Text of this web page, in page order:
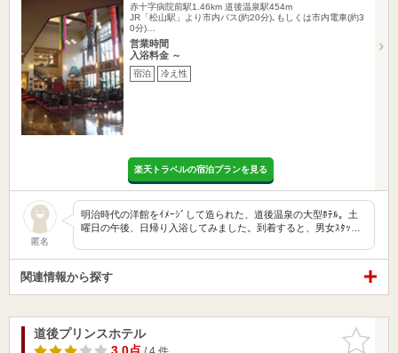
赤十字病院前駅1.46km 道後温泉駅454m
JR「松山駅」より市内バス(約20分)､もしくは市内電車(約3
0分)…
営業時間
入浴料金 ～
宿泊 冷え性
楽天トラベルの宿泊プランを見る
匿名
明治時代の洋館をｲﾒｰｼﾞして造られた、道後温泉の大型ﾎﾃﾙ。土
曜日の午後、日帰り入浴してみました。到着すると、男女ｽﾀｯ…
関連情報から探す
お気に入
りに追加
道後プリンスホテル